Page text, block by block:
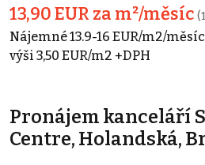
13,90 EUR za m²/měsíc
Nájemné 13.9-16 EUR/m2/
výši 3,50 EUR/m2 +DPH
Pronájem kanceláří
Centre, Holandská,